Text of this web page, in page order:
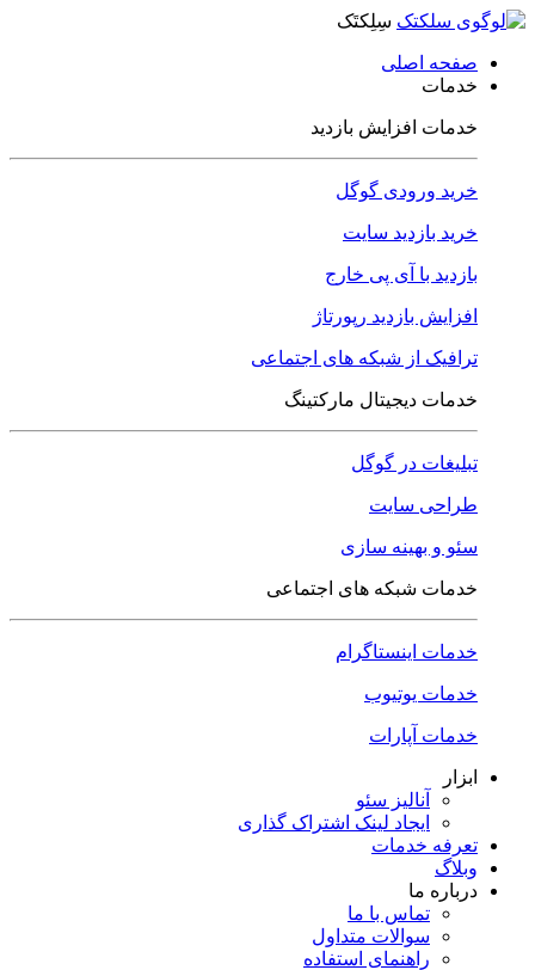
سِلِکتَک
صفحه اصلی
خدمات
خدمات افزایش بازدید
خرید ورودی گوگل
خرید بازدید سایت
بازدید با آی پی خارج
افزایش بازدید رپورتاژ
ترافیک از شبکه های اجتماعی
خدمات دیجیتال مارکتینگ
تبلیغات در گوگل
طراحی سایت
سئو و بهینه سازی
خدمات شبکه های اجتماعی
خدمات اینستاگرام
خدمات یوتیوب
خدمات آپارات
ابزار
آنالیز سئو
ایجاد لینک اشتراک گذاری
تعرفه خدمات
وبلاگ
درباره ما
تماس با ما
سوالات متداول
راهنمای استفاده